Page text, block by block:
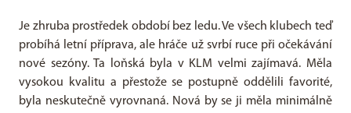
Je zhruba prostředek období bez ledu. Ve všech klubech teď
probíhá letní příprava, ale hráče už svrbí ruce při očekávání
nové sezóny. Ta loňská byla v KLM velmi zajímavá. Měla
vysokou kvalitu a přestože se postupně oddělili favorité,
byla neskutečně vyrovnaná. Nová by se ji měla minimálně